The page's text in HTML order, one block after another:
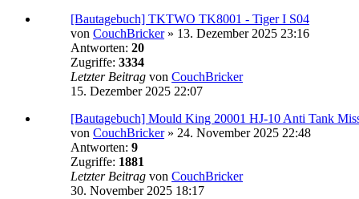
[Bautagebuch] TKTWO TK8001 - Tiger I S04
von CouchBricker» 13. Dezember 2025 23:16
Antworten: 20
Zugriffe: 3334
Letzter Beitrag von CouchBricker
15. Dezember 2025 22:07
[Bautagebuch] Mould King 20001 HJ-10 Anti Tank
von CouchBricker» 24. November 2025 22:48
Antworten: 9
Zugriffe: 1881
Letzter Beitrag von CouchBricker
30. November 2025 18:17